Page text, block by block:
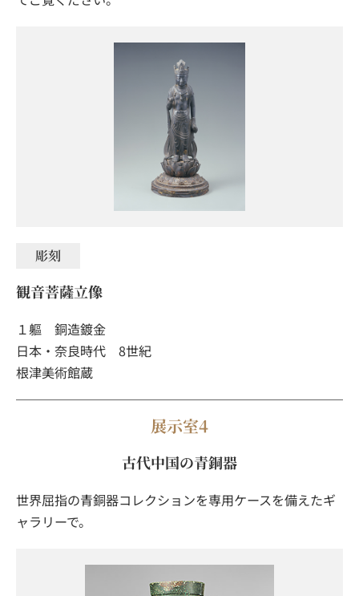
彫刻
観音菩薩立像
１軀 銅造鍍金
日本・奈良時代 8世紀
根津美術館蔵
展示室4
古代中国の青銅器
世界屈指の青銅器コレクションを専用ケースを備えたギ
ャラリーで。